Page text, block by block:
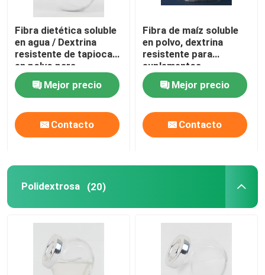
Fibra dietética soluble
en agua / Dextrina
resistente de tapioca
en polvo para
caramelos
Mejor precio
Contacto
Fibra de maíz soluble
en polvo, dextrina
resistente para
suplementos
dietéticos
Mejor precio
Contacto
Polidextrosa (20)